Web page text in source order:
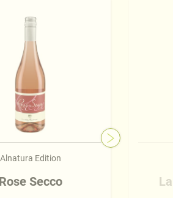
Alnatura Edition
Rose Secco